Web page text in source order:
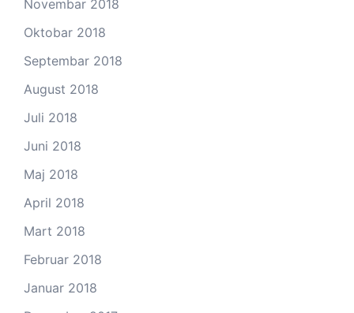
Novembar 2018
Oktobar 2018
Septembar 2018
August 2018
Juli 2018
Juni 2018
Maj 2018
April 2018
Mart 2018
Februar 2018
Januar 2018